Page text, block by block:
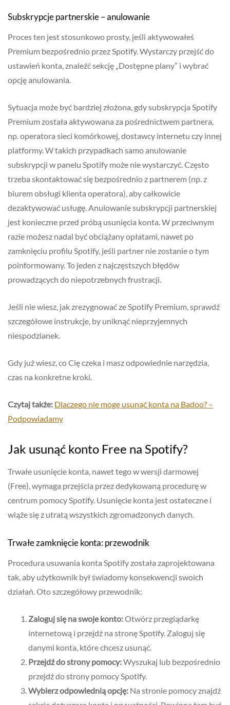
Subskrypcje partnerskie – anulowanie
Proces ten jest stosunkowo prosty, jeśli aktywowałeś
Premium bezpośrednio przez Spotify. Wystarczy przejść do
ustawień konta, znaleźć sekcję „Dostępne plany” i wybrać
opcję anulowania.
Sytuacja może być bardziej złożona, gdy subskrypcja Spotify
Premium została aktywowana za pośrednictwem partnera,
np. operatora sieci komórkowej, dostawcy internetu czy innej
platformy. W takich przypadkach samo anulowanie
subskrypcji w panelu Spotify może nie wystarczyć. Często
trzeba skontaktować się bezpośrednio z partnerem (np. z
biurem obsługi klienta operatora), aby całkowicie
dezaktywować usługę. Anulowanie subskrypcji partnerskiej
jest konieczne przed próbą usunięcia konta. W przeciwnym
razie możesz nadal być obciążany opłatami, nawet po
zamknięciu profilu Spotify, jeśli partner nie zostanie o tym
poinformowany. To jeden z najczęstszych błędów
prowadzących do niepotrzebnych frustracji.
Jeśli nie wiesz, jak zrezygnować ze Spotify Premium, sprawdź
szczegółowe instrukcje, by uniknąć nieprzyjemnych
niespodzianek.
Gdy już wiesz, co Cię czeka i masz odpowiednie narzędzia,
czas na konkretne kroki.
Czytaj także: Dlaczego nie mogę usunąć konta na Badoo? –
Podpowiadamy
Jak usunąć konto Free na Spotify?
Trwałe usunięcie konta, nawet tego w wersji darmowej
(Free), wymaga przejścia przez dedykowaną procedurę w
centrum pomocy Spotify. Usunięcie konta jest ostateczne i
wiąże się z utratą wszystkich zgromadzonych danych.
Trwałe zamknięcie konta: przewodnik
Procedura usuwania konta Spotify została zaprojektowana
tak, aby użytkownik był świadomy konsekwencji swoich
działań. Oto szczegółowy przewodnik:
Zaloguj się na swoje konto:Otwórz przeglądarkę
internetową i przejdź na stronę Spotify. Zaloguj się
danymi konta, które chcesz usunąć.
Przejdź do strony pomocy:Wyszukaj lub bezpośrednio
przejdź do strony pomocy Spotify.
Wybierz odpowiednią opcję: Na stronie pomocy znajdź